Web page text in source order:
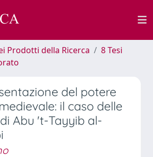
Prodotti della Ricerca
8 Tesi
del potere
il caso delle
Abu 't-Tayyib al-